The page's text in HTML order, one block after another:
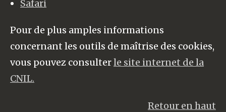
Safari
Pour de plus amples informations
concernant les outils de maîtrise des cookies,
vous pouvez consulterle site internet de la
CNIL.
Retour en haut